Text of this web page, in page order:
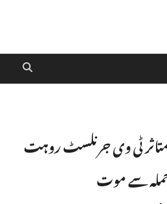
ٹی وی جرنلسٹ روہت
سے موت